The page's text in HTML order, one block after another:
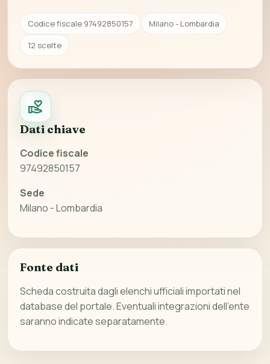
Codice fiscale 97492850157
Milano - Lombardia
12 scelte
Dati chiave
Codice fiscale
97492850157
Sede
Milano - Lombardia
Fonte dati
Scheda costruita dagli elenchi ufficiali importati nel
database del portale. Eventuali integrazioni dell’ente
saranno indicate separatamente.